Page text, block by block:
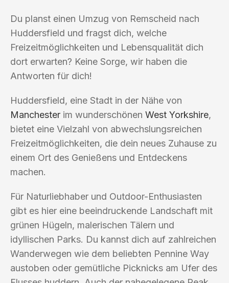
Du planst einen Umzug von Remscheid nach
Huddersfield und fragst dich, welche
Freizeitmöglichkeiten und Lebensqualität dich
dort erwarten? Keine Sorge, wir haben die
Antworten für dich!
Huddersfield, eine Stadt in der Nähe von
Manchester im wunderschönen West Yorkshire,
bietet eine Vielzahl von abwechslungsreichen
Freizeitmöglichkeiten, die dein neues Zuhause zu
einem Ort des Genießens und Entdeckens
machen.
Für Naturliebhaber und Outdoor-Enthusiasten
gibt es hier eine beeindruckende Landschaft mit
grünen Hügeln, malerischen Tälern und
idyllischen Parks. Du kannst dich auf zahlreichen
Wanderwegen wie dem beliebten Pennine Way
austoben oder gemütliche Picknicks am Ufer des